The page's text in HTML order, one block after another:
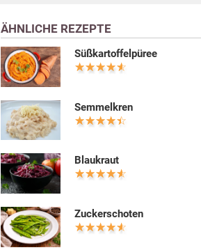
ÄHNLICHE REZEPTE
Süßkartoffelpüree
Semmelkren
Blaukraut
Zuckerschoten